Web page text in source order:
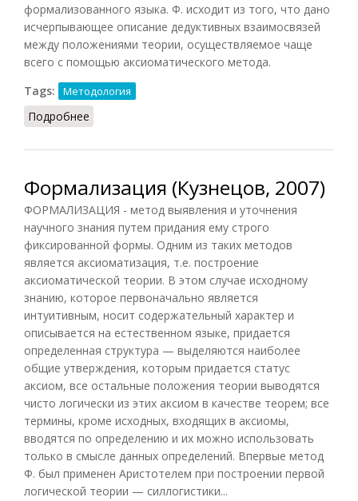
формализованного языка. Ф. исходит из того, что дано
исчерпывающее описание дедуктивных взаимосвязей
между положениями теории, осуществляемое чаще
всего с помощью аксиоматического метода.
Tags:
Методология
Подробнее
Формализация (Кузнецов, 2007)
ФОРМАЛИЗАЦИЯ - метод выявления и уточнения
научного знания путем придания ему строго
фиксированной формы. Одним из таких методов
является аксиоматизация, т.е. построение
аксиоматической теории. В этом случае исходному
знанию, которое первоначально является
интуитивным, носит содержательный характер и
описывается на естественном языке, придается
определенная структура — выделяются наиболее
общие утверждения, которым придается статус
аксиом, все остальные положения теории выводятся
чисто логически из этих аксиом в качестве теорем; все
термины, кроме исходных, входящих в аксиомы,
вводятся по определению и их можно использовать
только в смысле данных определений. Впервые метод
Ф. был применен Аристотелем при построении первой
логической теории — силлогистики...